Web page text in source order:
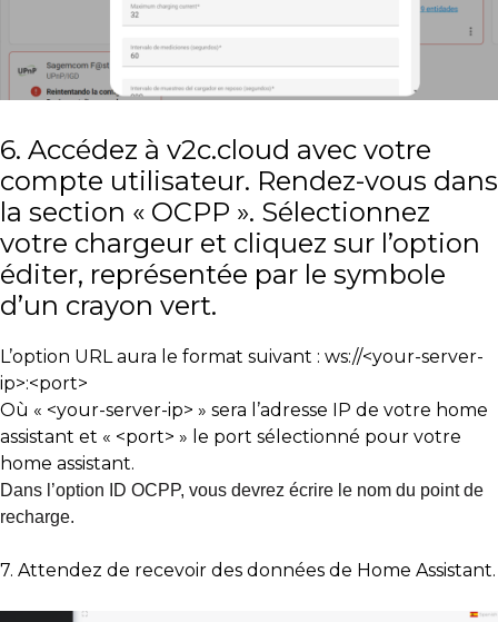
6. Accédez à v2c.cloud avec votre
compte utilisateur. Rendez-vous dans
la section « OCPP ». Sélectionnez
votre chargeur et cliquez sur l’option
éditer, représentée par le symbole
d’un crayon vert.
L’option URL aura le format suivant : ws://<your-server-
ip>:<port>
Où « <your-server-ip> » sera l’adresse IP de votre home
assistant et « <port> » le port sélectionné pour votre
home assistant.
Dans l’option ID OCPP, vous devrez écrire le nom du point de
recharge.
7. Attendez de recevoir des données de Home Assistant.